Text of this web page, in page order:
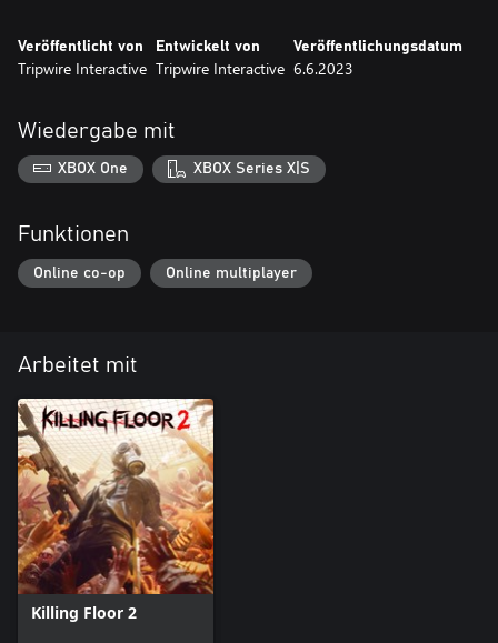
Veröffentlicht von
Tripwire Interactive
Entwickelt von
Tripwire Interactive
Veröffentlichungsdatum
6.6.2023
Wiedergabe mit
XBOX One XBOX Series X|S
Funktionen
Online co-op Online multiplayer
Arbeitet mit
Killing Floor 2